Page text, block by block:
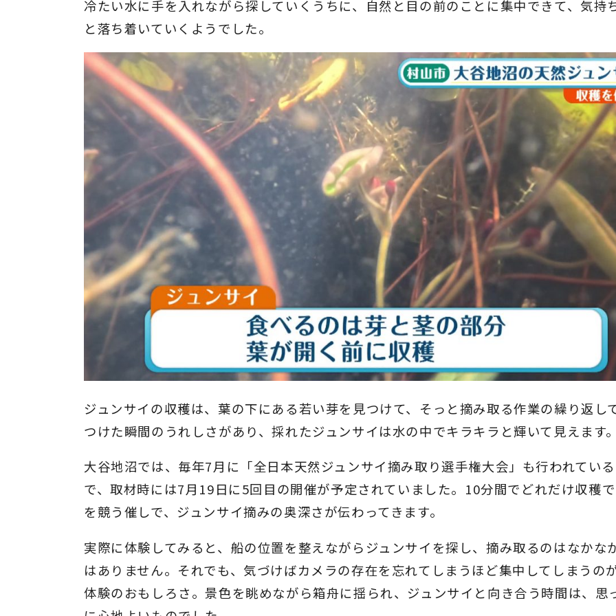
冷たい水に手を入れながら探していくうちに、自然と目の前のことに集中できて、気持
と落ち着いていくようでした。
ジュンサイの収穫は、葉の下にある若い芽を見つけて、そっと摘み取る作業の繰り返し
つけた瞬間のうれしさがあり、採れたジュンサイは水の中でキラキラと輝いて見えます
大谷地沼では、毎年7月に「全日本天然ジュンサイ摘み取り選手権大会」も行われてい
で、取材時には7月19日に5回目の開催が予定されていました。10分間でどれだけ収穫
を競う催しで、ジュンサイ摘みの奥深さが伝わってきます。
実際に体験してみると、船の位置を整えながらジュンサイを探し、摘み取るのはなかな
はありません。それでも、気づけばカメラの存在を忘れてしまうほど集中してしまうの
体験のおもしろさ。景色を眺めながら箱舟に揺られ、ジュンサイと向き合う時間は、思